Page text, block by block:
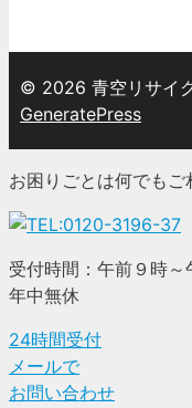
© 2026 青空リサイ
GeneratePress
お困りごとは何でもご
受付時間：午前９時～
年中無休
24時間受付
メールで
お問い合わせ